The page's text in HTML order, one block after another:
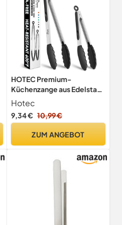
HOTEC Premium-
Küchenzange aus Edelstahl,
mit Verriegelung,
Kochzange mit
Silikonspitze, 2er-Set, 22,9
Zangen
Hotec
9,34 € 10,99 €
ZUM ANGEBOT